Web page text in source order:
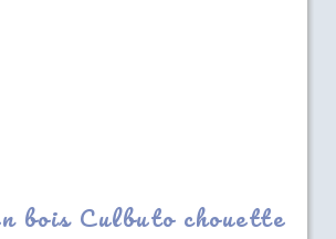
bois Culbuto chouette